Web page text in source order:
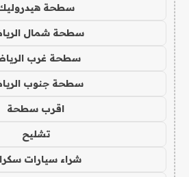
سطحة
سطحة شمال
سطحة غرب
سطحة جنوب
اقرب سطحة
تشليح
شراء سيارات